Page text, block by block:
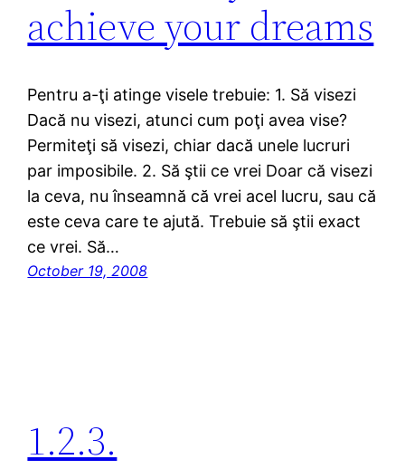
achieve your dreams
Pentru a-ţi atinge visele trebuie: 1. Să visezi
Dacă nu visezi, atunci cum poţi avea vise?
Permiteţi să visezi, chiar dacă unele lucruri
par imposibile. 2. Să ştii ce vrei Doar că visezi
la ceva, nu înseamnă că vrei acel lucru, sau că
este ceva care te ajută. Trebuie să ştii exact
ce vrei. Să…
October 19, 2008
1.2.3.